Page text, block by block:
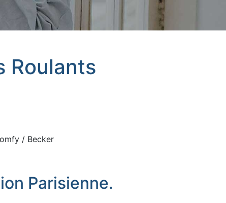
Roulants
/ Becker
Parisienne.